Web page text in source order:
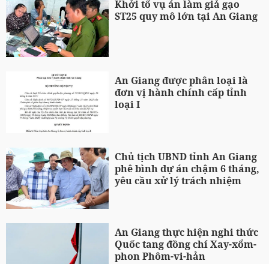
Khởi tố vụ án làm giả gạo
ST25 quy mô lớn tại An Giang
An Giang được phân loại là
đơn vị hành chính cấp tỉnh
loại I
Chủ tịch UBND tỉnh An Giang
phê bình dự án chậm 6 tháng,
yêu cầu xử lý trách nhiệm
An Giang thực hiện nghi thức
Quốc tang đồng chí Xay-xổm-
phon Phôm-vi-hản